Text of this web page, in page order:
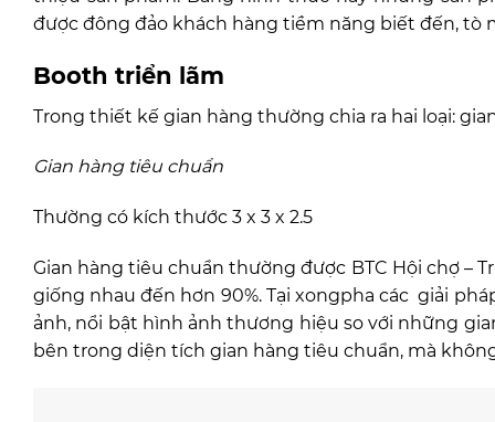
được đông đảo khách hàng tiềm năng biết đến,
Booth triển lãm
Trong thiết kế gian hàng thường chia ra hai loại:
Gian hàng tiêu chuẩn
Thường có kích thước 3 x 3 x 2.5
Gian hàng tiêu chuẩn thường được BTC Hội chợ –
giống nhau đến hơn 90%. Tại xongpha các giải
ảnh, nổi bật hình ảnh thương hiệu so với những
bên trong diện tích gian hàng tiêu chuẩn, mà